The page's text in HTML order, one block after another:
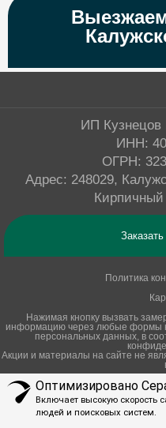
Натяжные
Натяжные
Натяжные
Натяжные
Натяжные
ИП
ИНН:
ОГРН:
Адрес: 248029,
Политика
Нажимая кнопку вызвать
информацию через любые формы
персональных данных, в
Акции и материалы на сайте не
Оптимизировано
Включает высокую скорость
людей и поисковых систем.